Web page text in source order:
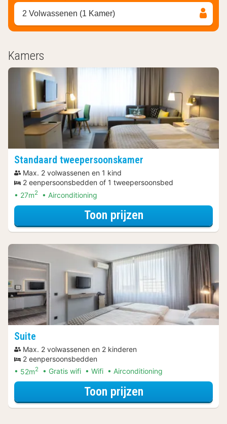
2 Volwassenen (1 Kamer)
Kamers
Standaard tweepersoonskamer
Max. 2 volwassenen en 1 kind
2 eenpersoonsbedden of 1 tweepersoonsbed
27m2 Airconditioning
Toon prijzenvoor Voordeel
Suite
Max. 2 volwassenen en 2 kinderen
2 eenpersoonsbedden
52m2 Gratis wifi Wifi Airconditioning
Toon prijzenvoor Upgrade